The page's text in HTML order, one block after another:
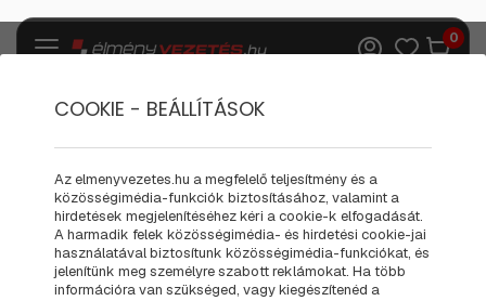
0
HOGY MIÉRT A
MENTS ÉLETET
COOKIE - BEÁLLÍTÁSOK
Az elmenyvezetes.hu a megfelelő teljesítmény és a
közösségimédia-funkciók biztosításához, valamint a
hirdetések megjelenítéséhez kéri a cookie-k elfogadását.
A harmadik felek közösségimédia- és hirdetési cookie-jai
használatával biztosítunk közösségimédia-funkciókat, és
jelenítünk meg személyre szabott reklámokat. Ha több
információra van szükséged, vagy kiegészítenéd a